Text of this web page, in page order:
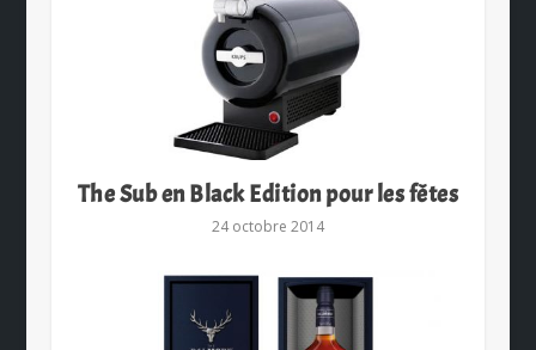
The Sub en Black Edition pour les fêtes
24 octobre 2014